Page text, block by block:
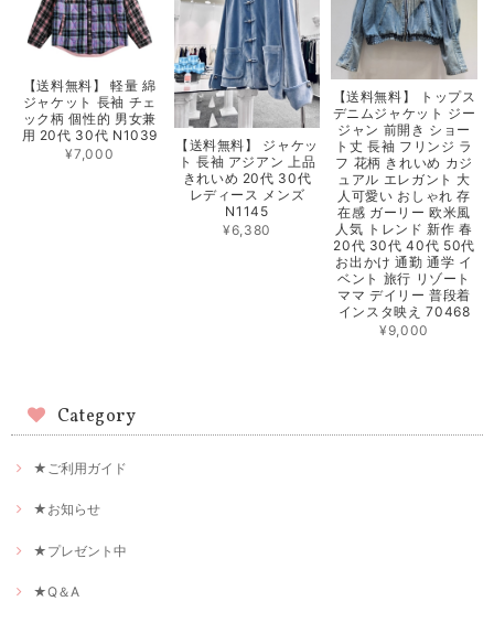
【送料無料】 軽量 綿
ジャケット 長袖 チェ
ック柄 個性的 男女兼
用 20代 30代 N1039
¥7,000
【送料無料】 ジャケッ
ト 長袖 アジアン 上品
きれいめ 20代 30代
レディース メンズ
N1145
¥6,380
【送料無料】 トップス
デニムジャケット ジー
ジャン 前開き ショー
ト丈 長袖 フリンジ ラ
フ 花柄 きれいめ カジ
ュアル エレガント 大
人可愛い おしゃれ 存
在感 ガーリー 欧米風
人気 トレンド 新作 春
20代 30代 40代 50代
お出かけ 通勤 通学 イ
ベント 旅行 リゾート
ママ デイリー 普段着
インスタ映え 70468
¥9,000
Category
★ご利用ガイド
★お知らせ
★プレゼント中
★Q＆A